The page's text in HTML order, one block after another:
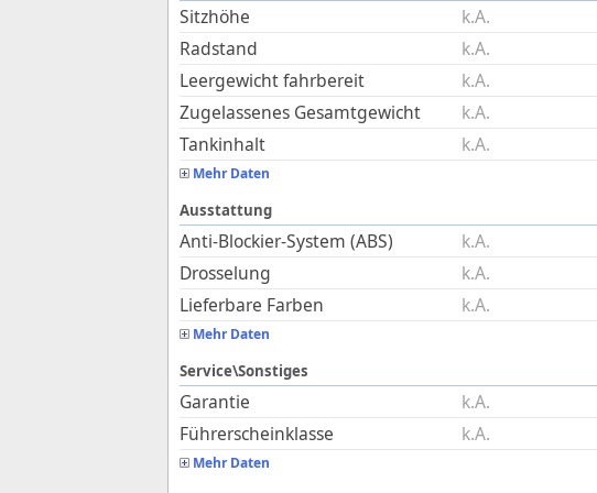
Sitzhöhe
k.A.
Radstand
k.A.
Leergewicht fahrbereit
k.A.
Zugelassenes Gesamtgewicht
k.A.
Tankinhalt
k.A.
Mehr Daten
Ausstattung
Anti-Blockier-System (ABS)
k.A.
Drosselung
k.A.
Lieferbare Farben
k.A.
Mehr Daten
Service\Sonstiges
Garantie
k.A.
Führerscheinklasse
k.A.
Mehr Daten